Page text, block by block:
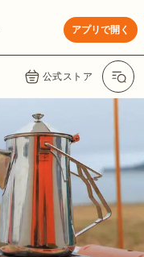
アプリで開く
公式ストア